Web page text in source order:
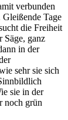
verbunden
Gleißende Tage
die Freiheit
Säge, ganz
in der
sehr sie sich
sie in der
noch grün